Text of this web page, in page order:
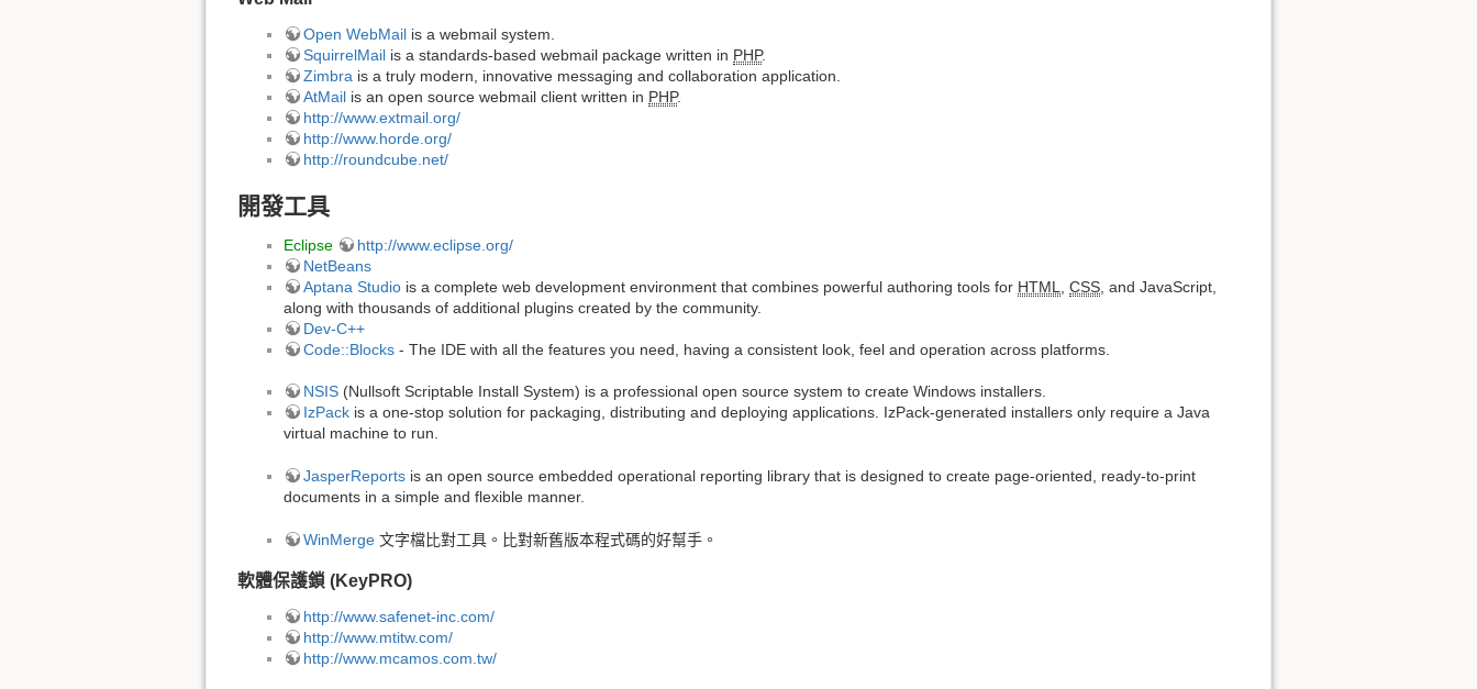
Open WebMail is a webmail system.
SquirrelMail is a standards-based webmail package written in PHP.
Zimbra is a truly modern, innovative messaging and collaboration application.
AtMail is an open source webmail client written in PHP.
http://www.extmail.org/
http://www.horde.org/
http://roundcube.net/
開發工具
Eclipse
http://www.eclipse.org/
NetBeans
Aptana Studio is a complete web development environment that combines powerful authoring tools for HTML CSS , and JavaScript,
along with thousands of additional plugins created by the community.
Dev-C++
Code::Blocks - The IDE with all the features you need, having a consistent look, feel and operation across platforms.
NSIS (Nullsoft Scriptable Install System) is a professional open source system to create Windows installers.
IzPack is a one-stop solution for packaging, distributing and deploying applications. IzPack-generated installers only require a Java
virtual machine to run.
JasperReports is an open source embedded operational reporting library that is designed to create page-oriented, ready-to-print
documents in a simple and flexible manner.
WinMerge 文字檔比對工具。比對新舊版本程式碼的好幫手。
軟體保護鎖 (KeyPRO)
http://www.safenet-inc.com/
http://www.mtitw.com/
http://www.mcamos.com.tw/